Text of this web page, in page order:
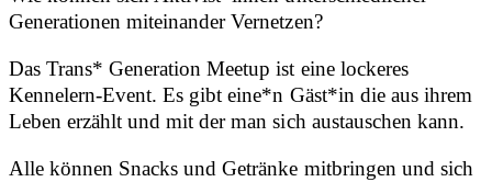
Generationen miteinander Vernetzen?
Das Trans* Generation Meetup ist eine lockeres
Kennelern-Event. Es gibt eine*n Gäst*in die aus ihrem
Leben erzählt und mit der man sich austauschen kann.
Alle können Snacks und Getränke mitbringen und sich